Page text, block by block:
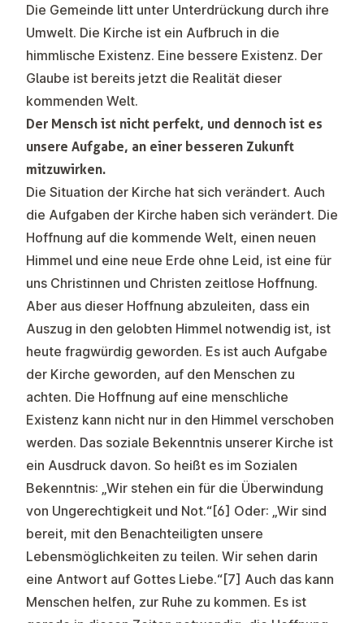
Die Gemeinde litt unter Unterdrückung durch ihre
Umwelt. Die Kirche ist ein Aufbruch in die
himmlische Existenz. Eine bessere Existenz. Der
Glaube ist bereits jetzt die Realität dieser
kommenden Welt.​
Der Mensch ist nicht perfekt, und dennoch ist es
unsere Aufgabe, an einer besseren Zukunft
mitzuwirken.
Die Situation der Kirche hat sich verändert. Auch
die Aufgaben der Kirche haben sich verändert. Die
Hoffnung auf die kommende Welt, einen neuen
Himmel und eine neue Erde ohne Leid, ist eine für
uns Christinnen und Christen zeitlose Hoffnung.
Aber aus dieser Hoffnung abzuleiten, dass ein
Auszug in den gelobten Himmel notwendig ist, ist
heute fragwürdig geworden. Es ist auch Aufgabe
der Kirche geworden, auf den Menschen zu
achten. Die Hoffnung auf eine menschliche
Existenz kann nicht nur in den Himmel verschoben
werden. Das soziale Bekenntnis unserer Kirche ist
ein Ausdruck davon. So heißt es im Sozialen
Bekenntnis: „Wir stehen ein für die Überwindung
von Ungerechtigkeit und Not.“[6] Oder: „Wir sind
bereit, mit den Benachteiligten unsere
Lebensmöglichkeiten zu teilen. Wir sehen darin
eine Antwort auf Gottes Liebe.“[7] Auch das kann
Menschen helfen, zur Ruhe zu kommen. Es ist